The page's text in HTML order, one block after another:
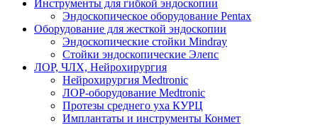
Инструменты для гибкой эндоскопии
Эндоскопическое оборудование Pentax
Оборудование для жесткой эндоскопии
Эндоскопические стойки Mindray
Стойки эндоскопические Элепс
ЛОР, ЧЛХ, Нейрохирургия
Нейрохирургия Medtronic
ЛОР-оборудование Medtronic
Протезы среднего уха КУРЦ
Имплантаты и инструменты Конмет